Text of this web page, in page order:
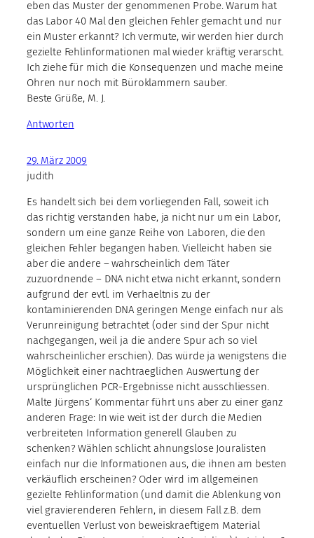
eben das Muster der genommenen Probe. Warum hat
das Labor 40 Mal den gleichen Fehler gemacht und nur
ein Muster erkannt? Ich vermute, wir werden hier durch
gezielte Fehlinformationen mal wieder kräftig verarscht.
Ich ziehe für mich die Konsequenzen und mache meine
Ohren nur noch mit Büroklammern sauber.
Beste Grüße, M. J.
Antworten
29. März 2009
judith
Es handelt sich bei dem vorliegenden Fall, soweit ich
das richtig verstanden habe, ja nicht nur um ein Labor,
sondern um eine ganze Reihe von Laboren, die den
gleichen Fehler begangen haben. Vielleicht haben sie
aber die andere – wahrscheinlich dem Täter
zuzuordnende – DNA nicht etwa nicht erkannt, sondern
aufgrund der evtl. im Verhaeltnis zu der
kontaminierenden DNA geringen Menge einfach nur als
Verunreinigung betrachtet (oder sind der Spur nicht
nachgegangen, weil ja die andere Spur ach so viel
wahrscheinlicher erschien). Das würde ja wenigstens die
Möglichkeit einer nachtraeglichen Auswertung der
ursprünglichen PCR-Ergebnisse nicht ausschliessen.
Malte Jürgens‘ Kommentar führt uns aber zu einer ganz
anderen Frage: In wie weit ist der durch die Medien
verbreiteten Information generell Glauben zu
schenken? Wählen schlicht ahnungslose Jouralisten
einfach nur die Informationen aus, die ihnen am besten
verkäuflich erscheinen? Oder wird im allgemeinen
gezielte Fehlinformation (und damit die Ablenkung von
viel gravierenderen Fehlern, in diesem Fall z.B. dem
eventuellen Verlust von beweiskraeftigem Material